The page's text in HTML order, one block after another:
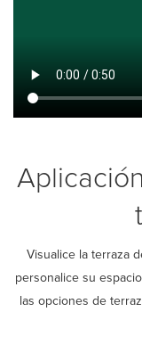
Visualice la terraza
personalice su
las opciones de